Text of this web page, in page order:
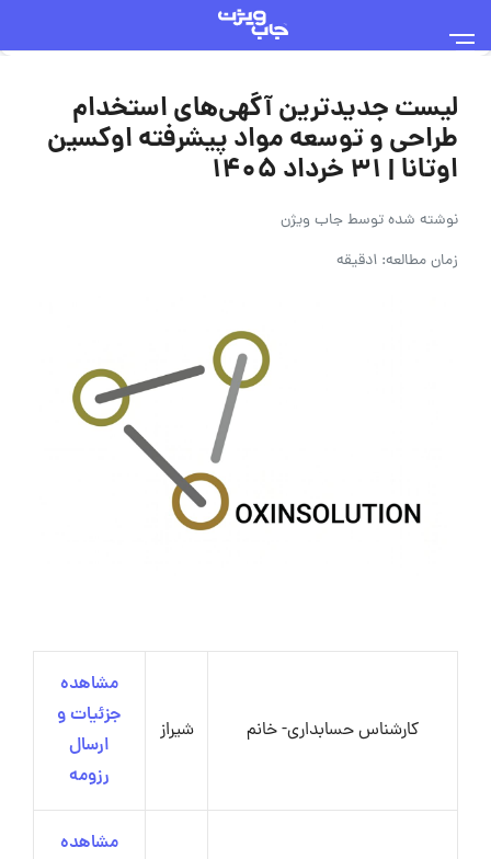
لیست جدیدترین آگهی‌های استخدام
طراحی و توسعه مواد پیشرفته اوکسین
اوتانا | ۳۱ خرداد ۱۴۰۵
نوشته شده توسطجاب ویژن
زمان مطالعه: 1دقیقه
کارشناس حسابداری- خانم شیراز
مشاهده
جزئیات و
ارسال
رزومه
مشاهده